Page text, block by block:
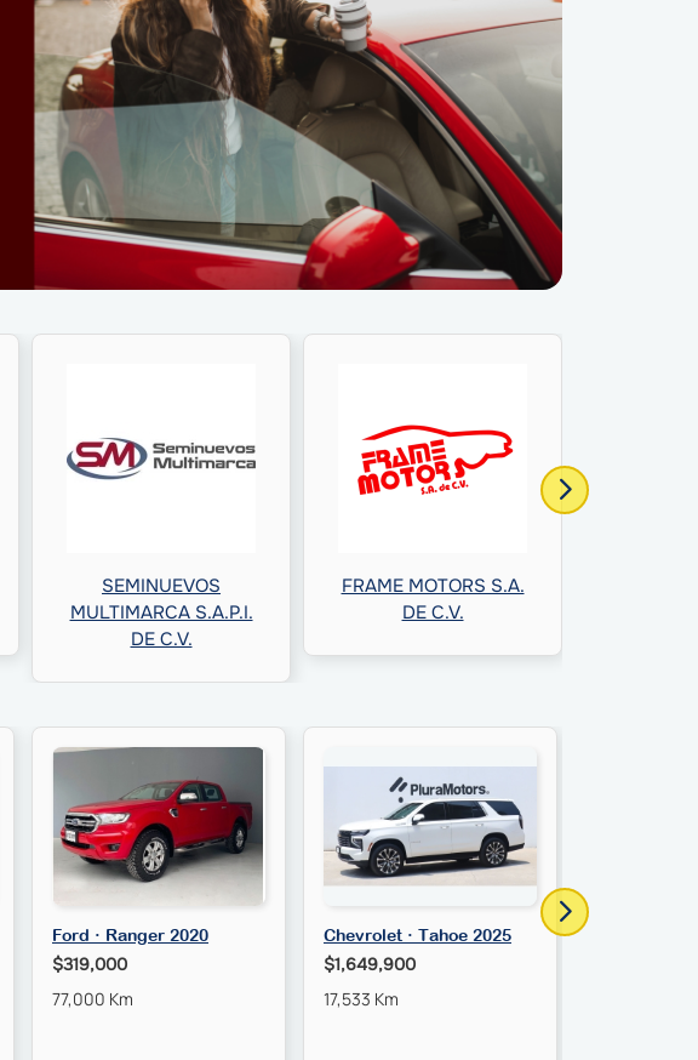
SEMINUEVOS
MULTIMARCA S.A.P.I.
DE C.V.
FRAME MOTORS S.A.
DE C.V.
Ford · Ranger 2020
$319,000
77,000 Km
Chevrolet · Tahoe 2025
$1,649,900
17,533 Km